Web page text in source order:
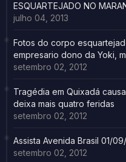
ESQUARTEJADO NO
julho 04, 2013
Fotos do corpo
empresario dono da Yoki,
setembro 02, 2012
Tragédia em Quixadá
deixa mais quatro feridas
setembro 02, 2012
Assista Avenida Brasil 01/
setembro 02, 2012